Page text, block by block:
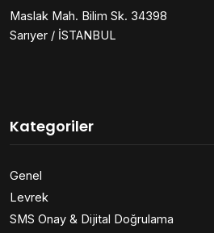
Maslak Mah. Bilim Sk. 34398
Sarıyer / İSTANBUL
Kategoriler
Genel
Levrek
SMS Onay & Dijital Doğrulama